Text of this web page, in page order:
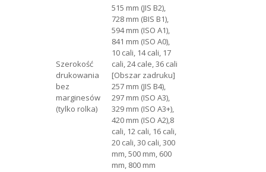
Szerokość
drukowania
bez
marginesów
(tylko rolka)
515 mm (JIS B2),
728 mm (BIS B1),
594 mm (ISO A1),
841 mm (ISO A0),
10 cali, 14 cali, 17
cali, 24 cale, 36 cali
[Obszar zadruku]
257 mm (JIS B4),
297 mm (ISO A3),
329 mm (ISO A3+),
420 mm (ISO A2),8
cali, 12 cali, 16 cali,
20 cali, 30 cali, 300
mm, 500 mm, 600
mm, 800 mm